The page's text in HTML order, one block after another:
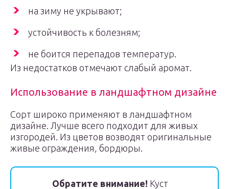
на зиму не укрывают;
устойчивость к болезням;
не боится перепадов температур.
Из недостатков отмечают слабый аромат.
Использование в ландшафтном дизайне
Сорт широко применяют в ландшафтном
дизайне. Лучше всего подходит для живых
изгородей. Из цветов возводят оригинальные
живые ограждения, бордюры.
Обратите внимание! Куст